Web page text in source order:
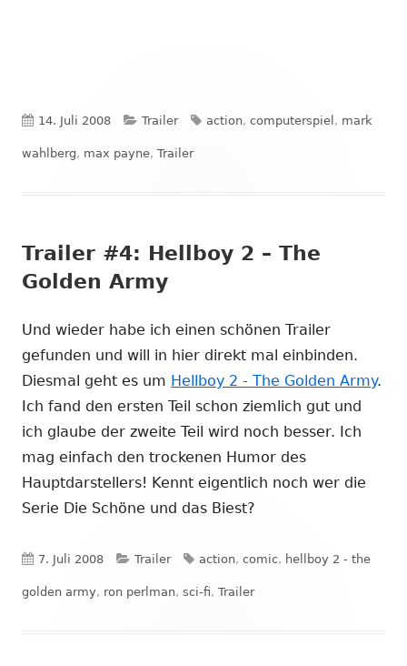
Veröffentlicht
am
14. Juli 2008 Kategorien
Trailer Schlagwörter
action, computerspiel , mark
wahlberg, max payne, Trailer
Trailer #4: Hellboy 2 – The
Golden Army
Und wieder habe ich einen schönen Trailer
gefunden und will in hier direkt mal einbinden.
Diesmal geht es um Hellboy 2 - The Golden Army.
Ich fand den ersten Teil schon ziemlich gut und
ich glaube der zweite Teil wird noch besser. Ich
mag einfach den trockenen Humor des
Hauptdarstellers! Kennt eigentlich noch wer die
Serie Die Schöne und das Biest?
Veröffentlicht
am
7. Juli 2008 Kategorien
Trailer Schlagwörter
action, comic, hellboy 2 - the
golden army, ron perlman, sci-fi, Trailer